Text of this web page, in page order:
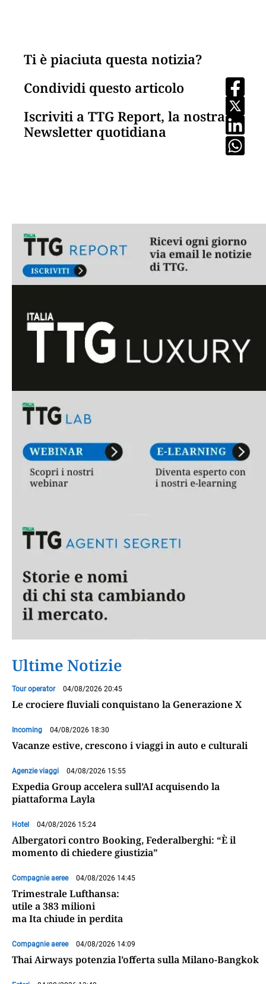
Ti è piaciuta questa notizia?
Condividi questo articolo
Iscriviti a TTG Report, la nostra
Newsletter quotidiana
Ultime Notizie
Tour operator 04/08/2026 20:45
Le crociere fluviali conquistano la Generazione X
Incoming 04/08/2026 18:30
Vacanze estive, crescono i viaggi in auto e culturali
Agenzie viaggi 04/08/2026 15:55
Expedia Group accelera sull’AI acquisendo la
piattaforma Layla
Hotel 04/08/2026 15:24
Albergatori contro Booking, Federalberghi: “È il
momento di chiedere giustizia”
Compagnie aeree 04/08/2026 14:45
Trimestrale Lufthansa:
utile a 383 milioni
ma Ita chiude in perdita
Compagnie aeree 04/08/2026 14:09
Thai Airways potenzia l’offerta sulla Milano-Bangkok